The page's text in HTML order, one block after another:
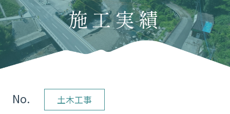
施工実績
No. 土木工事